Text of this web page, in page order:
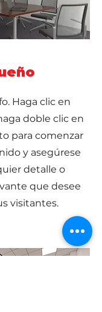
Haga clic en
doble clic en
para comenzar
y asegúrese
detalle o
que desee
visitantes.